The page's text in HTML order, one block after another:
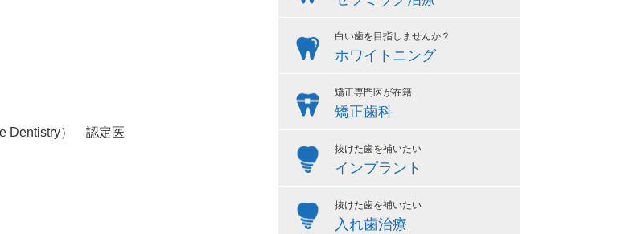
Dentistry） 認定医
白い歯を目指しませんか？
ホワイトニング
矯正専門医が在籍
矯正歯科
抜けた歯を補いたい
インプラント
抜けた歯を補いたい
入れ歯治療